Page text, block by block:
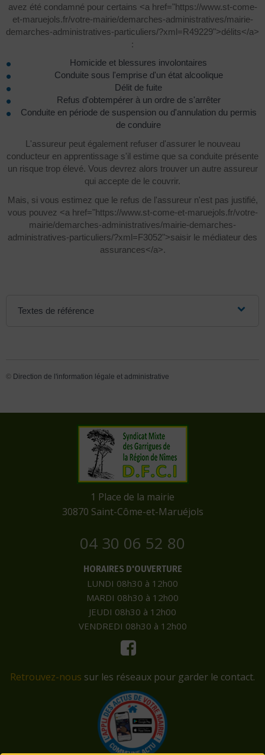
avez été condamné pour certains <a href="https://www.st-come-
et-maruejols.fr/votre-mairie/demarches-administratives/mairie-
demarches-administratives-particuliers/?xml=R49229">délits</a>
:
Homicide et blessures involontaires
Conduite sous l'emprise d'un état alcoolique
Délit de fuite
Refus d'obtempérer à un ordre de s'arrêter
Conduite en période de suspension ou d'annulation du permis
de conduire
L'assureur peut également refuser d'assurer le nouveau
conducteur en apprentissage s'il estime que sa conduite présente
un risque trop élevé. Vous devrez alors trouver un autre assureur
qui accepte de le couvrir.
Mais, si vous estimez que le refus de l'assureur n'est pas justifié,
vous pouvez <a href="https://www.st-come-et-maruejols.fr/votre-
mairie/demarches-administratives/mairie-demarches-
administratives-particuliers/?xml=F3052">saisir le médiateur des
assurances</a>.
Textes de référence
© Direction de l'information légale et administrative
​1 Place de la mairie
​30870 Saint-Côme-et-Maruéjols
04 30 06 52 80
HORAIRES D'OUVERTURE
LUNDI 08h30 à 12h00
MARDI 08h30 à 12h00
JEUDI 08h30 à 12h00
VENDREDI 08h30 à 12h00
Retrouvez-nous sur les réseaux pour garder le contact.